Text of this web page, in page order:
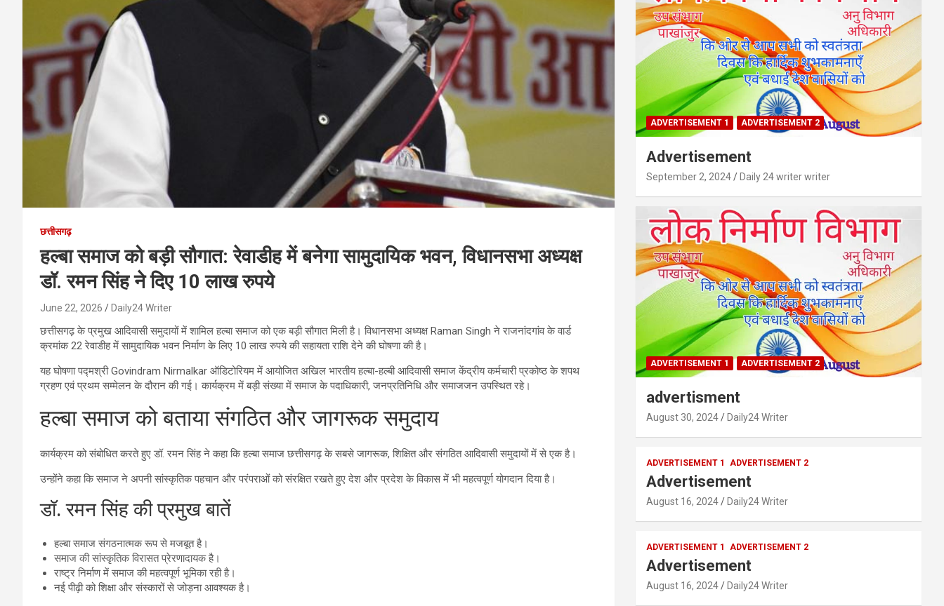
छत्तीसगढ़
हल्बा समाज को बड़ी सौगात: रेवाडीह में बनेगा सामुदायिक भवन, विधानसभा अध्यक्ष
डॉ. रमन सिंह ने दिए 10 लाख रुपये
June 22, 2026 Daily24 Writer
छत्तीसगढ़ के प्रमुख आदिवासी समुदायों में शामिल हल्बा समाज को एक बड़ी सौगात मिली है। विधानसभा अध्यक्ष Raman Singh ने राजनांदगांव के वार्ड
क्रमांक 22 रेवाडीह में सामुदायिक भवन निर्माण के लिए 10 लाख रुपये की सहायता राशि देने की घोषणा की है।
यह घोषणा पद्मश्री Govindram Nirmalkar ऑडिटोरियम में आयोजित अखिल भारतीय हल्बा-हल्बी आदिवासी समाज केंद्रीय कर्मचारी प्रकोष्ठ के शपथ
ग्रहण एवं प्रथम सम्मेलन के दौरान की गई। कार्यक्रम में बड़ी संख्या में समाज के पदाधिकारी, जनप्रतिनिधि और समाजजन उपस्थित रहे।
हल्बा समाज को बताया संगठित और जागरूक समुदाय
कार्यक्रम को संबोधित करते हुए डॉ. रमन सिंह ने कहा कि हल्बा समाज छत्तीसगढ़ के सबसे जागरूक, शिक्षित और संगठित आदिवासी समुदायों में से एक है।
उन्होंने कहा कि समाज ने अपनी सांस्कृतिक पहचान और परंपराओं को संरक्षित रखते हुए देश और प्रदेश के विकास में भी महत्वपूर्ण योगदान दिया है।
डॉ. रमन सिंह की प्रमुख बातें
हल्बा समाज संगठनात्मक रूप से मजबूत है।
समाज की सांस्कृतिक विरासत प्रेरणादायक है।
राष्ट्र निर्माण में समाज की महत्वपूर्ण भूमिका रही है।
नई पीढ़ी को शिक्षा और संस्कारों से जोड़ना आवश्यक है।
ADVERTISEMENT 1 ADVERTISEMENT 2
Advertisement
September 2, 2024 Daily 24 writer writer
ADVERTISEMENT 1 ADVERTISEMENT 2
advertisment
August 30, 2024 Daily24 Writer
ADVERTISEMENT 1 ADVERTISEMENT 2
Advertisement
August 16, 2024 Daily24 Writer
ADVERTISEMENT 1 ADVERTISEMENT 2
Advertisement
August 16, 2024 Daily24 Writer